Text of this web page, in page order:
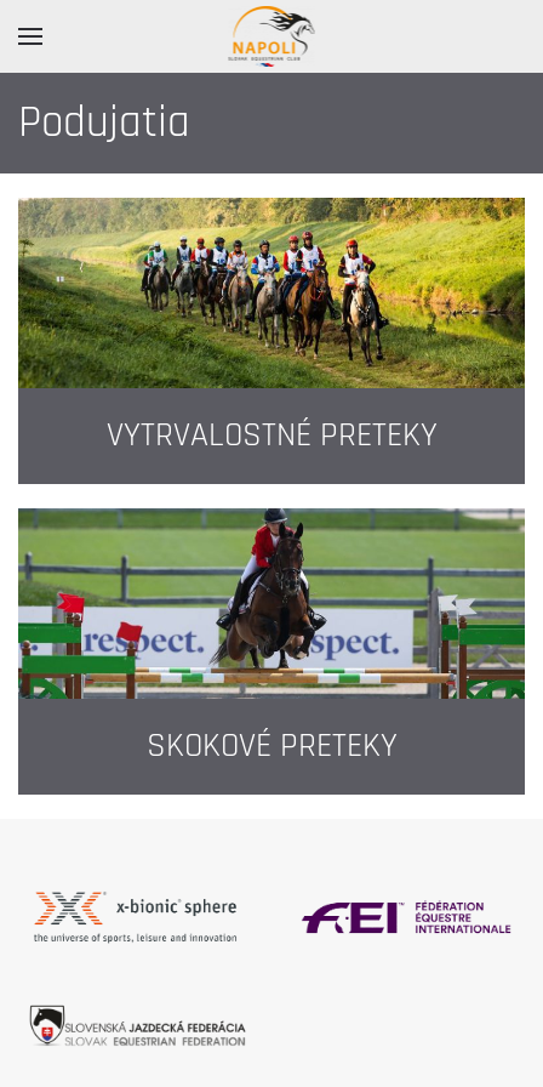
Podujatia
VYTRVALOSTNÉ PRETEKY
SKOKOVÉ PRETEKY